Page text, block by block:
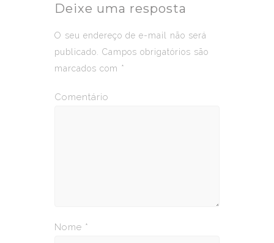
Deixe uma resposta
O seu endereço de e-mail não será
publicado.
Campos obrigatórios são
marcados com *
Comentário
Nome *